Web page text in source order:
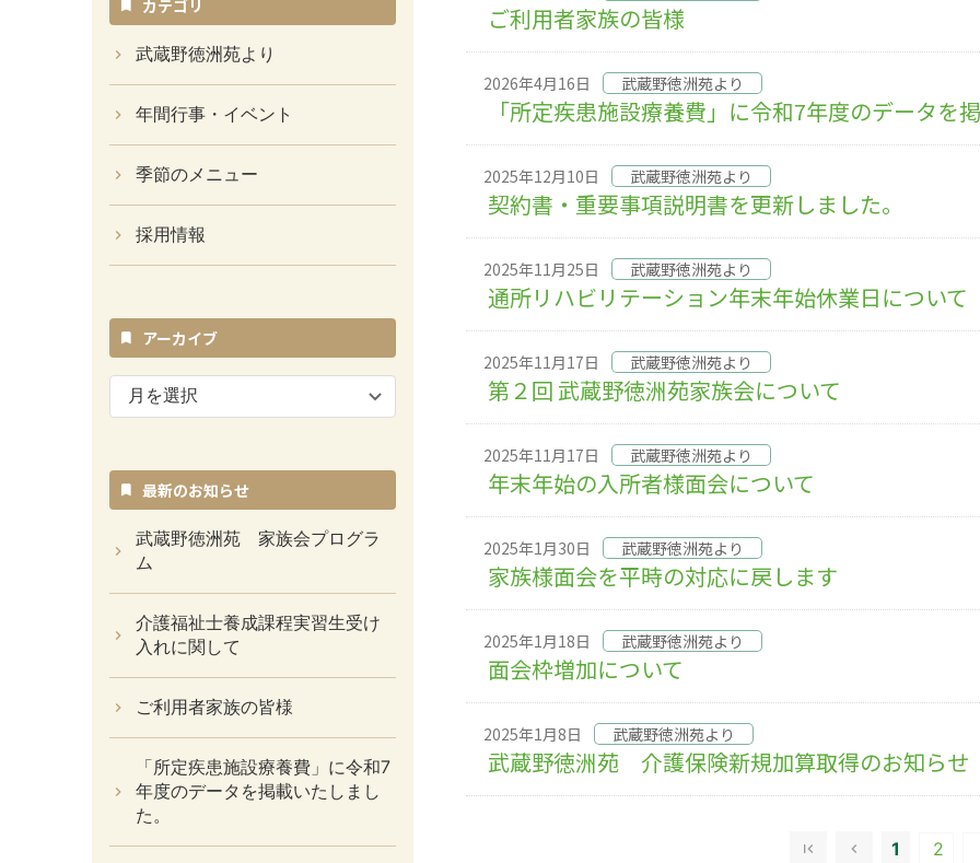
ご利用者家族の皆様
「所定疾患施設療養費」に令和7年度のデータを
2026年4月16日 武蔵野徳洲苑より
契約書・重要事項説明書を更新しました。
2025年12月10日 武蔵野徳洲苑より
通所リハビリテーション年末年始休業日について
2025年11月25日 武蔵野徳洲苑より
第２回 武蔵野徳洲苑家族会について
2025年11月17日 武蔵野徳洲苑より
年末年始の入所者様面会について
2025年11月17日 武蔵野徳洲苑より
家族様面会を平時の対応に戻します
2025年1月30日 武蔵野徳洲苑より
面会枠増加について
2025年1月18日 武蔵野徳洲苑より
武蔵野徳洲苑 介護保険新規加算取得のお知らせ
2025年1月8日 武蔵野徳洲苑より
1 2
カテゴリ
武蔵野徳洲苑より
年間行事・イベント
季節のメニュー
採用情報
アーカイブ
ブ
最新のお知らせ
武蔵野徳洲苑 家族会プログラ
ム
介護福祉士養成課程実習生受け
入れに関して
ご利用者家族の皆様
「所定疾患施設療養費」に令和7
年度のデータを掲載いたしまし
た。